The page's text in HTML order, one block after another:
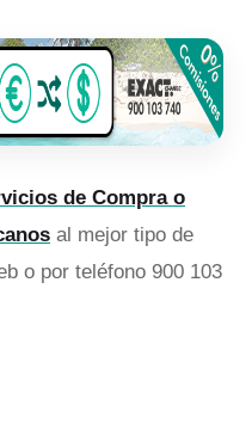
de Compra o
al mejor tipo de
o por teléfono 900 103